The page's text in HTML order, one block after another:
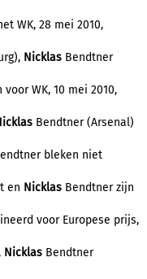
WK, 28 mei 2010,
Nicklas Bendtner
WK, 10 mei 2010,
Bendtner (Arsenal)
bleken niet
en Nicklas Bendtner zijn
voor Europese prijs,
Nicklas Bendtner